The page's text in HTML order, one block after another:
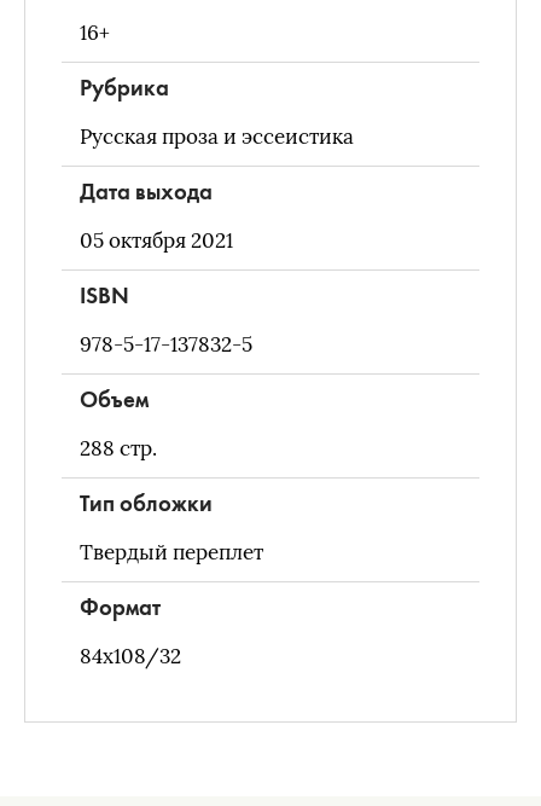
16+
Рубрика
Русская проза и эссеистика
Дата выхода
05 октября 2021
ISBN
978-5-17-137832-5
Объем
288 стр.
Тип обложки
Твердый переплет
Формат
84х108/32